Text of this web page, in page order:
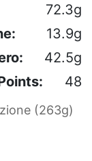
72.3g
13.9g
42.5g
48
(263g)